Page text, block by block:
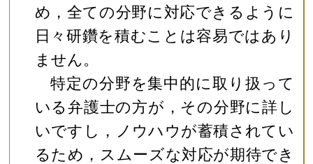
め，全ての分野に対応できるように
日々研鑽を積むことは容易ではあり
ません。
特定の分野を集中的に取り扱って
いる弁護士の方が，その分野に詳し
いですし，ノウハウが蓄積されてい
るため，スムーズな対応が期待でき